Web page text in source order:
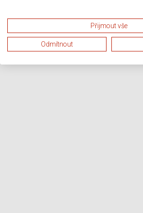
Přijmout vše
Odmítnout